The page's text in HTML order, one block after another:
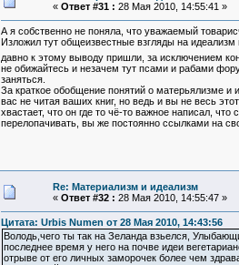
« Ответ #31 : 28 Мая 2010, 14:55:41 »
А я собственно не поняла, что уважаемый
Изложил тут общеизвестные взгляды на
давно к этому выводу пришли, за исключением
не обижайтесь и незачем тут псами и рабами
заняться.
За краткое обобщение понятий о матерьялизме и
вас не читая ваших книг, но ведь и вы не весь
хвастает, что он где то чё-то важное написал,
перелопачивать, вы же постоянно ссылками на
Re: Материализм и идеализм
« Ответ #32 : 28 Мая 2010, 14:55:47 »
Цитата: Urbis Numen от 28 Мая 2010, 14:43:56
Володь,чего ты так на Зеланда взьелся,
последнее время у него на почве идеи
отрыве от его личных заморочек более чем